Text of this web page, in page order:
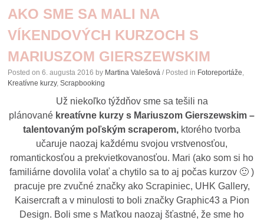
CONTENT
AKO SME SA MALI NA
VÍKENDOVÝCH KURZOCH S
MARIUSZOM GIERSZEWSKIM
Posted on6. augusta 2016 by Martina Valešová / Posted in Fotoreportáže
Kreatívne kurzy,Scrapbooking
Už niekoľko týždňov sme sa tešili na
plánované kreatívne kurzy s Mariuszom Gierszewskim –
talentovaným poľským scraperom, ktorého tvorba
učaruje naozaj každému svojou vrstvenosťou,
romantickosťou a prekvietkovanosťou. Mari (ako som si ho
familiárne dovolila volať a chytilo sa to aj počas kurzov 🙂 )
pracuje pre zvučné značky ako Scrapiniec, UHK Gallery,
Kaisercraft a v minulosti to boli značky Graphic43 a Pion
Design. Boli sme s Maťkou naozaj šťastné, že sme ho